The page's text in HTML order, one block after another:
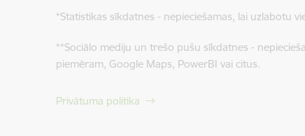
*Statistikas sīkdatnes - nepieciešamas, lai uzlabotu
**Sociālo mediju un trešo pušu sīkdatnes -
piemēram, Google Maps, PowerBI vai citus.
Privātuma politika